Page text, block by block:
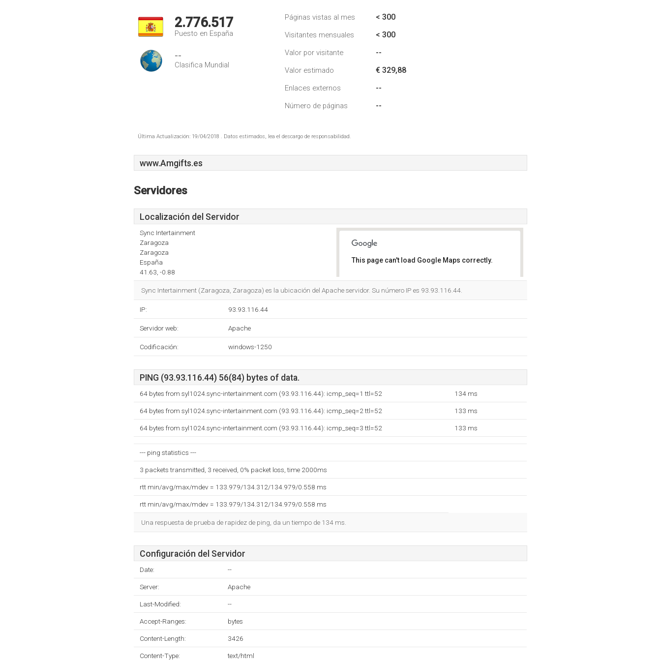
2.776.517
Puesto en España
--
Clasifica Mundial
Páginas vistas al mes < 300
Visitantes mensuales < 300
Valor por visitante --
Valor estimado € 329,88
Enlaces externos --
Número de páginas --
Última Actualización: 19/04/2018 . Datos estimados, lea el descargo de responsabilidad.
www.Amgifts.es
Servidores
Localización del Servidor
Sync Intertainment
Zaragoza
Zaragoza
España
41.63, -0.88
This page can't load Google Maps correctly.
Sync Intertainment (Zaragoza, Zaragoza) es la ubicación del Apache servidor. Su número IP es 93.93.116.44.
IP: 93.93.116.44
Servidor web: Apache
Codificación: windows-1250
PING (93.93.116.44) 56(84) bytes of data.
64 bytes from syl1024.sync-intertainment.com (93.93.116.44): icmp_seq=1 ttl=52 134 ms
64 bytes from syl1024.sync-intertainment.com (93.93.116.44): icmp_seq=2 ttl=52 133 ms
64 bytes from syl1024.sync-intertainment.com (93.93.116.44): icmp_seq=3 ttl=52 133 ms
--- ping statistics ---
3 packets transmitted, 3 received, 0% packet loss, time 2000ms
rtt min/avg/max/mdev = 133.979/134.312/134.979/0.558 ms
rtt min/avg/max/mdev = 133.979/134.312/134.979/0.558 ms
Una respuesta de prueba de rapidez de ping, da un tiempo de 134 ms.
Configuración del Servidor
Date: --
Server: Apache
Last-Modified: --
Accept-Ranges: bytes
Content-Length: 3426
Content-Type: text/html